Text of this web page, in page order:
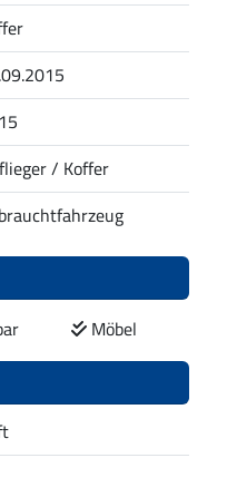
/ Koffer
Möbel